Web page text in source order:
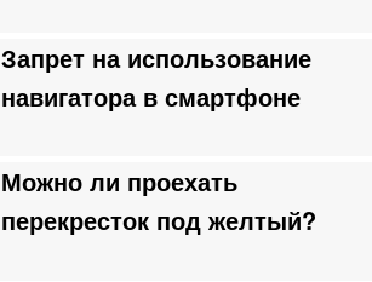
Запрет на использование
навигатора в смартфоне
Можно ли проехать
перекресток под желтый?